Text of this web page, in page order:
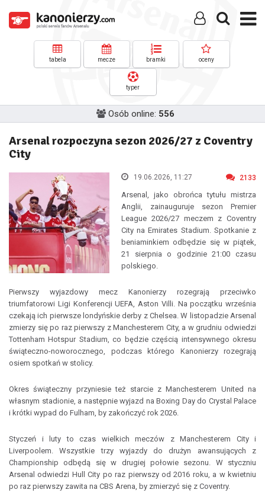
tabela mecze bramki oceny
typer
Osób online: 556
Arsenal rozpoczyna sezon 2026/27 z Coventry
City
19.06.2026, 11:27 2133
Arsenal, jako obrońca tytułu mistrza
Anglii, zainauguruje sezon Premier
League 2026/27 meczem z Coventry
City na Emirates Stadium. Spotkanie z
beniaminkiem odbędzie się w piątek,
21 sierpnia o godzinie 21:00 czasu
polskiego.
Pierwszy wyjazdowy mecz Kanonierzy rozegrają przeciwko
triumfatorowi Ligi Konferencji UEFA, Aston Villi. Na początku września
czekają ich pierwsze londyńskie derby z Chelsea. W listopadzie Arsenal
zmierzy się po raz pierwszy z Manchesterem City, a w grudniu odwiedzi
Tottenham Hotspur Stadium, co będzie częścią intensywnego okresu
świąteczno-noworocznego, podczas którego Kanonierzy rozegrają
osiem spotkań w stolicy.
Okres świąteczny przyniesie też starcie z Manchesterem United na
własnym stadionie, a następnie wyjazd na Boxing Day do Crystal Palace
i krótki wypad do Fulham, by zakończyć rok 2026.
Styczeń i luty to czas wielkich meczów z Manchesterem City i
Liverpoolem. Wszystkie trzy wyjazdy do drużyn awansujących z
Championship odbędą się w drugiej połowie sezonu. W styczniu
Arsenal odwiedzi Hull City po raz pierwszy od 2016 roku, a w kwietniu
po raz pierwszy zawita na CBS Arena, by zmierzyć się z Coventry.